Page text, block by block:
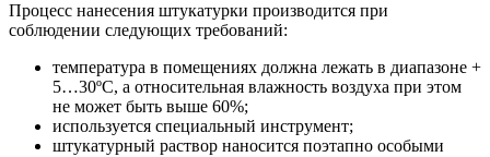
Процесс нанесения штукатурки производится при
соблюдении следующих требований:
температура в помещениях должна лежать в диапазоне +
5…30ºС, а относительная влажность воздуха при этом
не может быть выше 60%;
используется специальный инструмент;
штукатурный раствор наносится поэтапно особыми